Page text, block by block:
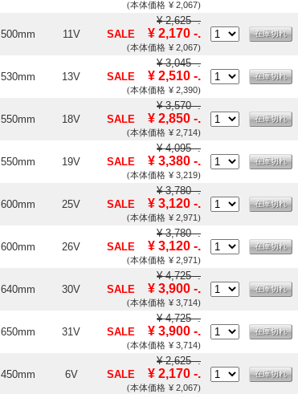
(本体価格 ¥ 2,067)
500mm 11V
¥ 2,625 -.
SALE ¥ 2,170 -.
(本体価格 ¥ 2,067)
在庫切れ
530mm 13V
¥ 3,045 -.
SALE ¥ 2,510 -.
(本体価格 ¥ 2,390)
在庫切れ
550mm 18V
¥ 3,570 -.
SALE ¥ 2,850 -.
(本体価格 ¥ 2,714)
在庫切れ
550mm 19V
¥ 4,095 -.
SALE ¥ 3,380 -.
(本体価格 ¥ 3,219)
在庫切れ
600mm 25V
¥ 3,780 -.
SALE ¥ 3,120 -.
(本体価格 ¥ 2,971)
在庫切れ
600mm 26V
¥ 3,780 -.
SALE ¥ 3,120 -.
(本体価格 ¥ 2,971)
在庫切れ
640mm 30V
¥ 4,725 -.
SALE ¥ 3,900 -.
(本体価格 ¥ 3,714)
在庫切れ
650mm 31V
¥ 4,725 -.
SALE ¥ 3,900 -.
(本体価格 ¥ 3,714)
在庫切れ
450mm 6V
¥ 2,625 -.
SALE ¥ 2,170 -.
(本体価格 ¥ 2,067)
在庫切れ